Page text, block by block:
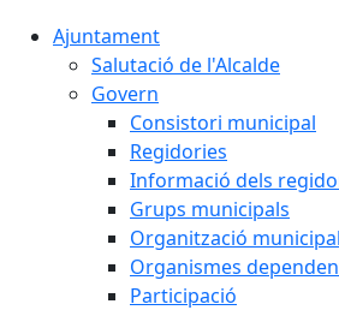
Ajuntament
Salutació de l'Alcalde
Govern
Consistori municipal
Regidories
Informació dels
Grups municipals
Organització
Organismes
Participació